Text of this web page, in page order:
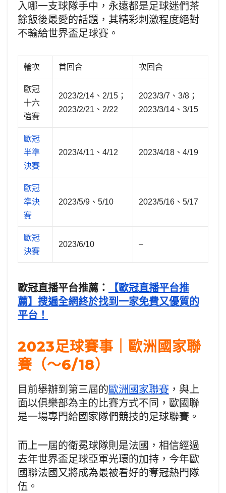
入哪一支球隊手中，永遠都是足球迷們茶
餘飯後最愛的話題，其精彩刺激程度絕對
不輸給世界盃足球賽。
輪次 首回合 次回合
歐冠
十六
強賽
2023/2/14、2/15；
2023/2/21、2/22
2023/3/7、3/8；
2023/3/14、3/15
歐冠
半準
決賽
2023/4/11、4/12 2023/4/18、4/19
歐冠
準決
賽
2023/5/9、5/10 2023/5/16、5/17
歐冠
決賽
2023/6/10 –
歐冠直播平台推薦：
【歐冠直播平台推
薦】搜遍全網終於找到一家免費又優質的
平台！
2023足球賽事｜歐洲國家聯
賽（～6/18）
目前舉辦到第三屆的歐洲國家聯賽 ，與上
面以俱樂部為主的比賽方式不同，歐國聯
是一場專門給國家隊們競技的足球聯賽。
而上一屆的衛冕球隊則是法國，相信經過
去年世界盃足球亞軍光環的加持，今年歐
國聯法國又將成為最被看好的奪冠熱門隊
伍。